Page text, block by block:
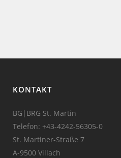
KONTAKT
BG|BRG St. Martin
Telefon: +43-4242-56305-0
St. Martiner-Straße 7
A-9500 Villach